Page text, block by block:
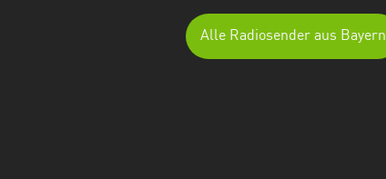
Alle Radiosender aus Bayern